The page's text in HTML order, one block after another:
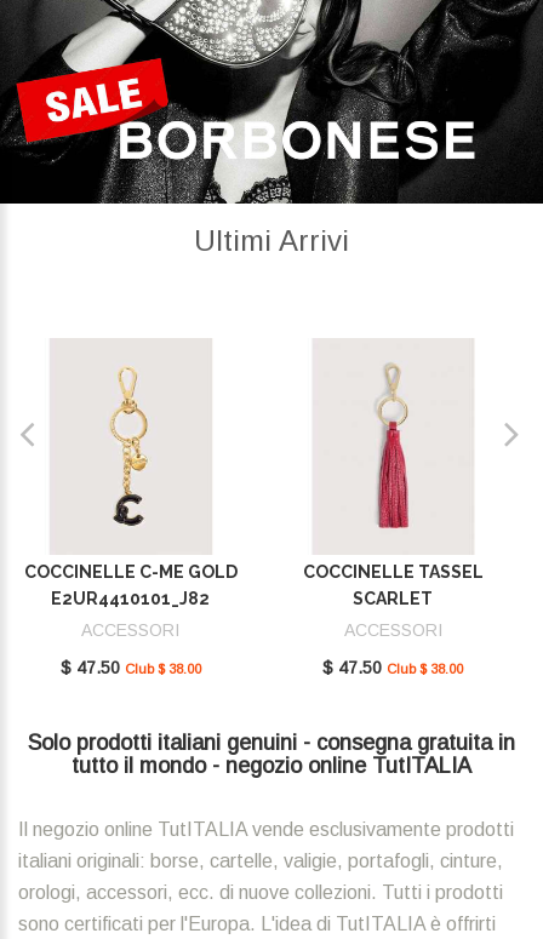
Ultimi Arrivi
COCCINELLE C-ME GOLD
E2UR4410101_J82
ACCESSORI
$ 47.50 Club $ 38.00
COCCINELLE TASSEL
SCARLET
E2MU0410101_R02
ACCESSORI
$ 47.50 Club $ 38.00
Solo prodotti italiani genuini - consegna gratuita in
tutto il mondo - negozio online TutITALIA
Il negozio online TutITALIA vende esclusivamente prodotti
italiani originali: borse, cartelle, valigie, portafogli, cinture,
orologi, accessori, ecc. di nuove collezioni. Tutti i prodotti
sono certificati per l'Europa. L'idea di TutITALIA è offrirti